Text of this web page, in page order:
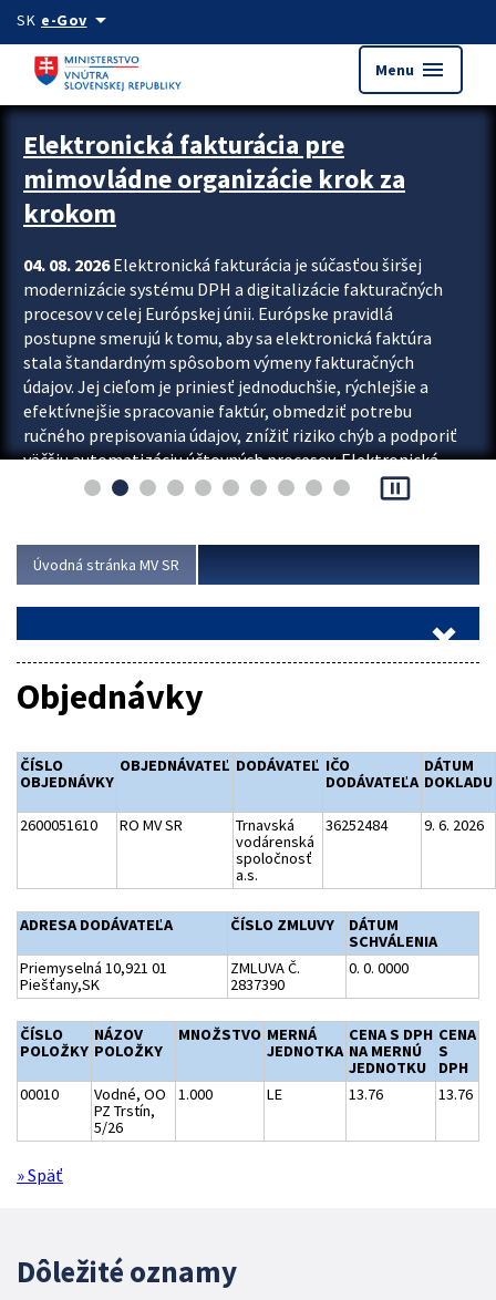
Preskocit na hlavný obsah
SK e-Govarrow_drop_down
Menu menu
Zastavit automatický posun upútavok
Elektronická fakturácia pre
mimovládne organizácie krok za
krokom
04. 08. 2026Elektronická fakturácia je súčasťou širšej
modernizácie systému DPH a digitalizácie fakturačných
procesov v celej Európskej únii. Európske pravidlá
postupne smerujú k tomu, aby sa elektronická faktúra
stala štandardným spôsobom výmeny fakturačných
údajov. Jej cieľom je priniesť jednoduchšie, rýchlejšie a
efektívnejšie spracovanie faktúr, obmedziť potrebu
ručného prepisovania údajov, znížiť riziko chýb a podporiť
väčšiu automatizáciu účtovných procesov. Elektronická
fakturácia preto nepredstavuje...
pause_presentation
Úvodná stránka MV SR
Objednávky
ČÍSLO
OBJEDNÁVKY
OBJEDNÁVATEĽ DODÁVATEĽ IČO
DODÁVATEĽA
DÁTUM
DOKLADU
2600051610 RO MV SR
Trnavská
vodárenská
spoločnosť
a.s.
36252484 9. 6. 2026
ADRESA DODÁVATEĽA ČÍSLO ZMLUVY
DÁTUM
SCHVÁLENIA
Priemyselná 10,921 01
Piešťany,SK
ZMLUVA Č.
2837390
0. 0. 0000
ČÍSLO
POLOŽKY
NÁZOV
POLOŽKY
MNOŽSTVO MERNÁ
JEDNOTKA
CENA S DPH
NA MERNÚ
JEDNOTKU
CENA
S
DPH
00010
Vodné, OO
PZ Trstín,
5/26
1.000 LE 13.76 13.76
» Späť
Dôležité oznamy